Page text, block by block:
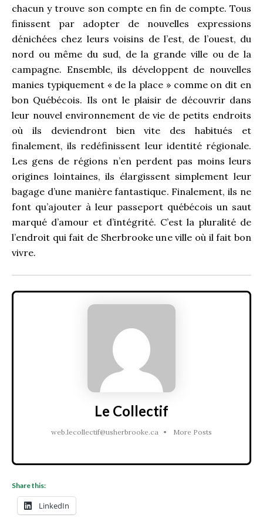
chacun y trouve son compte en fin de compte. Tous
finissent par adopter de nouvelles expressions
dénichées chez leurs voisins de l’est, de l’ouest, du
nord ou même du sud, de la grande ville ou de la
campagne. Ensemble, ils développent de nouvelles
manies typiquement « de la place » comme on dit en
bon Québécois. Ils ont le plaisir de découvrir dans
leur nouvel environnement de vie de petits endroits
où ils deviendront bien vite des habitués et
finalement, ils redéfinissent leur identité régionale.
Les gens de régions n’en perdent pas moins leurs
origines lointaines, ils élargissent simplement leur
bagage d’une manière fantastique. Finalement, ils ne
font qu’ajouter à leur passeport québécois un saut
marqué d’amour et d’intégrité. C’est la pluralité de
l’endroit qui fait de Sherbrooke une ville où il fait bon
vivre.
Le Collectif
web.lecollectif@usherbrooke.ca • More Posts
Share this:
LinkedIn